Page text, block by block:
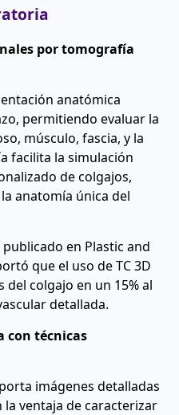
por tomografía
anatómica
permitiendo evaluar la
músculo, fascia, y la
facilita la simulación
de colgajos,
anatomía única del
en Plastic and
que el uso de TC 3D
del colgajo en un 15% al
detallada.
con técnicas
imágenes detalladas
ventaja de caracterizar